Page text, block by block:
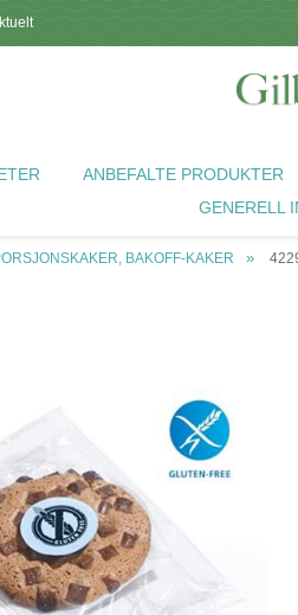
ANBEFALTE PRODUKTER
GENERELL
BAKOFF-KAKER